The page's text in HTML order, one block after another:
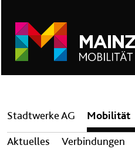
Hauptnavigation
Stadtwerke AG
Mobilität
Aktuelles
Verbindungen